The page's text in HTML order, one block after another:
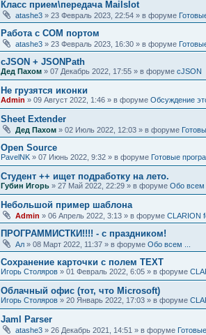
Класс прием\передача Mailslot
atashe3 » 23 Февраль 2023, 22:54 » в форуме
Работа с COM портом
atashe3 » 23 Февраль 2023, 16:30 » в форуме
cJSON + JSONPath
Дед Пахом » 07 Декабрь 2022, 17:55 » в форуме cJSON
Не грузятся иконки
Admin » 09 Август 2022, 1:46 » в форуме Обсуждение
Sheet Extender
Дед Пахом » 02 Июль 2022, 12:03 » в форуме
Open Source
PavelNK » 07 Июнь 2022, 9:32 » в форуме Готовые
Студент ++ ищет подработку на лето.
Губин Игорь » 27 Май 2022, 22:29 » в форуме Обо всем
Небольшой пример шаблона
Admin » 06 Апрель 2022, 3:13 » в форуме CLARION
ПРОГРАММИСТКИ!!!! - с праздником!
Ал » 08 Март 2022, 11:37 » в форуме Обо всем ...
Сохранение карточки с полем TEXT
Игорь Столяров » 01 Февраль 2022, 6:05 » в форуме
Облачный офис (тот, что Microsoft)
Игорь Столяров » 20 Январь 2022, 17:03 » в форуме
Jaml Parser
atashe3 » 26 Декабрь 2021, 14:51 » в форуме